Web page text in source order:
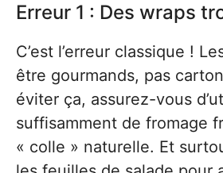
Erreur 1 : Des wraps
C’est l’erreur classique !
être gourmands, pas
éviter ça, assurez-vous
suffisamment de fromage
« colle » naturelle. Et